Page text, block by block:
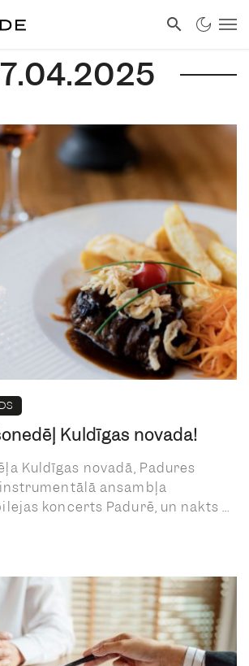
Kuldīgas novadā!
Kuldīgas novadā, Padures
ansambļa
koncerts Padurē, un nakts ...